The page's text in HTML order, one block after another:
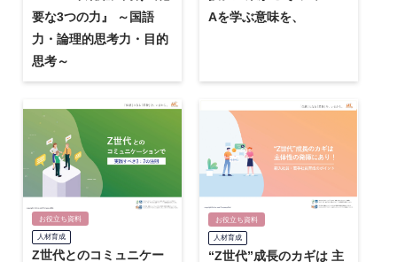
要な3つの力』 ～国語
力・論理的思考力・目的
思考～
Aを学ぶ意味を、
お役立ち資料
人材育成
Z世代とのコミュニケー
お役立ち資料
人材育成
“Z世代”成長のカギは 主